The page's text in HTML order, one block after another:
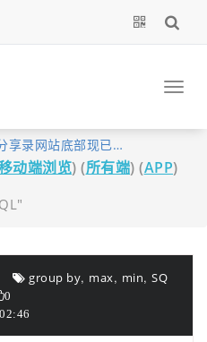
动端浏览) (所有端) (APP)
享录网站底部现已…
在1月10日xubingta…
于网站暂未落实实…
虑到很多技术文章…
我的个人网站分享录…
家不用太拘束，但…
过这段时间的努力…
group by, max, min, SQ
0